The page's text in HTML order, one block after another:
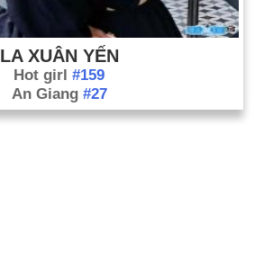
LA XUÂN YẾN
Hot girl #159
An Giang #27